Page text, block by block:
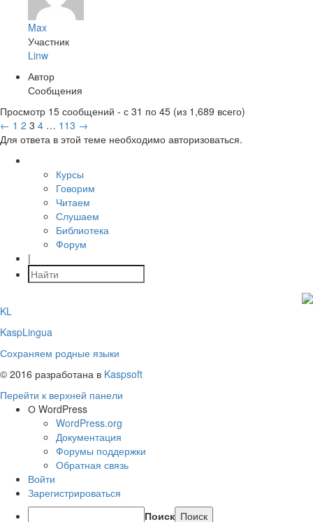
Max
Участник
Linw
Автор
Сообщения
Просмотр 15 сообщений - с 31 по 45 (из 1,689 всего)
← 1 2 3 4 … 113 →
Для ответа в этой теме необходимо авторизоваться.
Курсы
Говорим
Читаем
Слушаем
Библиотека
Форум
|
KL
KaspLingua
Сохраняем родные языки
© 2016 разработана в Kaspsoft
Перейти к верхней панели
О WordPress
WordPress.org
Документация
Форумы поддержки
Обратная связь
Войти
Зарегистрироваться
Поиск